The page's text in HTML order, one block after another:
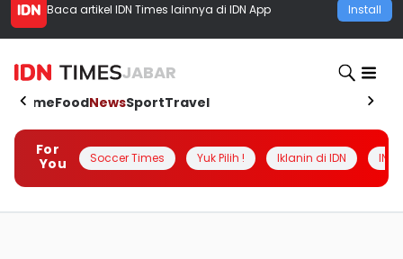
Baca artikel IDN Times lainnya di IDN App Install
JABAR
HomeFoodNewsSportTravel
For
You
Soccer Times Yuk Pilih ! Iklanin di IDN